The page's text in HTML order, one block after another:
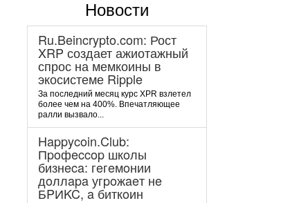
Новости
Ru.Beincrypto.com: Рост
XRP создает ажиотажный
спрос на мемкоины в
экосистеме Ripple
За последний месяц курс XPR взлетел
более чем на 400%. Впечатляющее
ралли вызвало...
Happycoin.Club:
Пpoфeccop шкoлы
бизнeca: гeгeмoнии
дoллapa угpoжaeт нe
БPИKC, a биткoин